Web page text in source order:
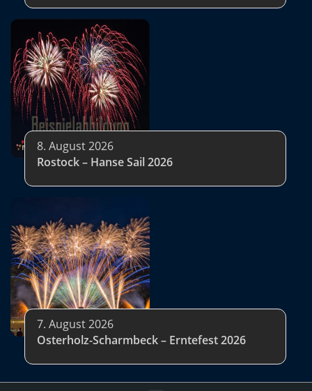
8. August 2026
Rostock – Hanse Sail 2026
7. August 2026
Osterholz-Scharmbeck – Erntefest 2026